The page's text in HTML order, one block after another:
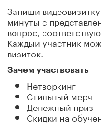
Запиши
минуты с
вопрос,
Каждый участник
визиток.
Зачем участвовать
Нетворкинг
Стильный мерч
Денежный приз
Скидки на